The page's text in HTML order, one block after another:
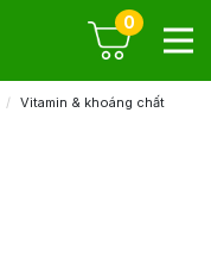
0
Vitamin & khoáng chất